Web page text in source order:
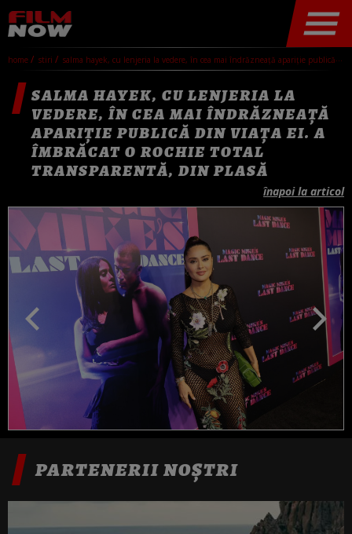
home stiri salma hayek, cu lenjeria la vedere, în cea mai îndrăzneață apariție publică din viața ei. a îmbrăcat o rochie total transparentă, din plasă
SALMA HAYEK, CU LENJERIA LA
VEDERE, ÎN CEA MAI ÎNDRĂZNEAȚĂ
APARIȚIE PUBLICĂ DIN VIAȚA EI. A
ÎMBRĂCAT O ROCHIE TOTAL
TRANSPARENTĂ, DIN PLASĂ
înapoi la articol
PARTENERII NOȘTRI